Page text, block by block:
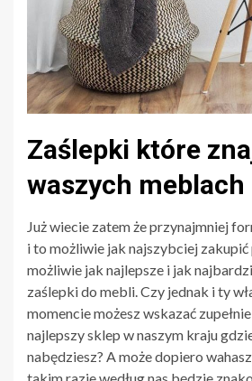
Zaślepki które
waszych meblach
Już wiecie zatem że przynajmniej
i to możliwie jak najszybciej
możliwie jak najlepsze i jak
zaślepki do mebli. Czy jednak i ty
momencie możesz wskazać
najlepszy sklep w naszym kraju
nabędziesz? A może dopiero
takim razie według nas będzie